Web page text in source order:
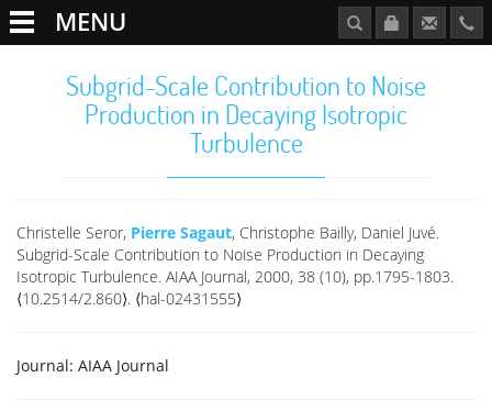
MENU
Subgrid-Scale Contribution to Noise
Production in Decaying Isotropic
Turbulence
Christelle Seror, Pierre Sagaut, Christophe Bailly, Daniel Juvé.
Subgrid-Scale Contribution to Noise Production in Decaying
Isotropic Turbulence. AIAA Journal, 2000, 38 (10), pp.1795-1803.
⟨10.2514/2.860⟩. ⟨hal-02431555⟩
Journal: AIAA Journal